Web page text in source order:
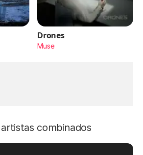
Drones
Muse
combinados